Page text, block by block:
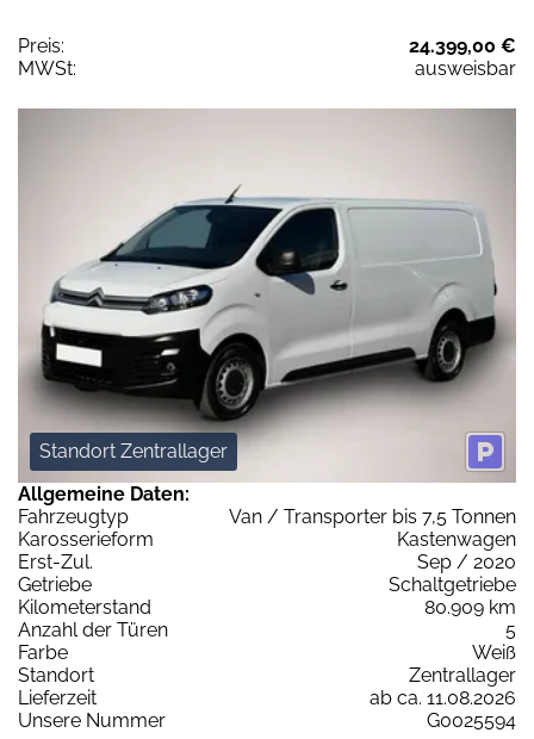
Preis:
24.399,00 €
MWSt:
ausweisbar
Standort Zentrallager
Allgemeine Daten:
Fahrzeugtyp
Van / Transporter bis 7,5 Tonnen
Karosserieform
Kastenwagen
Erst-Zul.
Sep / 2020
Getriebe
Schaltgetriebe
Kilometerstand
80.909 km
Anzahl der Türen
5
Farbe
Weiß
Standort
Zentrallager
Lieferzeit
ab ca. 11.08.2026
Unsere Nummer
G0025594